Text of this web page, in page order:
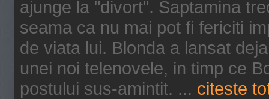
ajunge la "divort". Saptamina
seama ca nu mai pot fi fericiti
de viata lui. Blonda a lansat
unei noi telenovele, in timp ce
postului sus-amintit. ... citeste